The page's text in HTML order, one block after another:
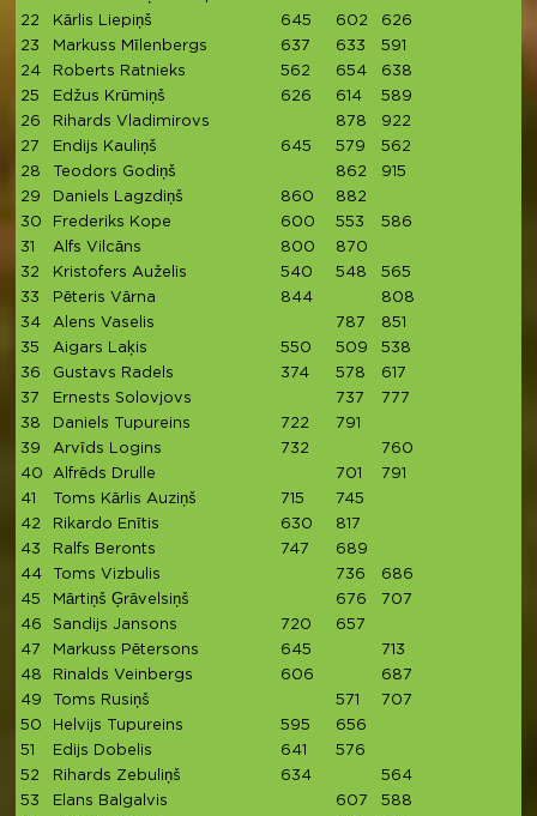
22
Kārlis Liepiņš 645 602 626
23
Markuss Mīlenbergs 637 633 591
24
Roberts Ratnieks 562 654 638
25
Edžus Krūmiņš 626 614 589
26
Rihards Vladimirovs 878 922
27
Endijs Kauliņš 645 579 562
28
Teodors Godiņš 862 915
29
Daniels Lagzdiņš 860 882
30
Frederiks Kope 600 553 586
31
Alfs Vilcāns 800 870
32
Kristofers Auželis 540 548 565
33
Pēteris Vārna 844 808
34
Alens Vaselis 787 851
35
Aigars Laķis 550 509 538
36
Gustavs Radels 374 578 617
37
Ernests Solovjovs 737 777
38
Daniels Tupureins 722 791
39
Arvīds Logins 732 760
40
Alfrēds Drulle 701 791
41
Toms Kārlis Auziņš 715 745
42
Rikardo Enītis 630 817
43
Ralfs Beronts 747 689
44
Toms Vizbulis 736 686
45
Mārtiņš Ģrāvelsiņš 676 707
46
Sandijs Jansons 720 657
47
Markuss Pētersons 645 713
48
Rinalds Veinbergs 606 687
49
Toms Rusiņš 571 707
50
Helvijs Tupureins 595 656
51
Edijs Dobelis 641 576
52
Rihards Zebuliņš 634 564
53
Elans Balgalvis 607 588